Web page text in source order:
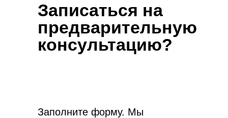
Записаться на
предварительную
консультацию?
Заполните форму. Мы